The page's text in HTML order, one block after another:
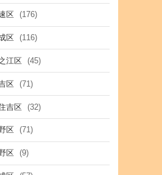
区 (176)
区 (116)
江区 (45)
区 (71)
吉区 (32)
区 (71)
区 (9)